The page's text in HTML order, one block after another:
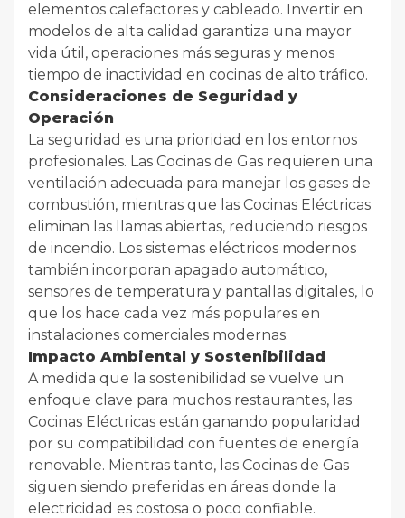
elementos calefactores y cableado. Invertir en
modelos de alta calidad garantiza una mayor
vida útil, operaciones más seguras y menos
tiempo de inactividad en cocinas de alto tráfico.
Consideraciones de Seguridad y
Operación
La seguridad es una prioridad en los entornos
profesionales. Las Cocinas de Gas requieren una
ventilación adecuada para manejar los gases de
combustión, mientras que las Cocinas Eléctricas
eliminan las llamas abiertas, reduciendo riesgos
de incendio. Los sistemas eléctricos modernos
también incorporan apagado automático,
sensores de temperatura y pantallas digitales, lo
que los hace cada vez más populares en
instalaciones comerciales modernas.
Impacto Ambiental y Sostenibilidad
A medida que la sostenibilidad se vuelve un
enfoque clave para muchos restaurantes, las
Cocinas Eléctricas están ganando popularidad
por su compatibilidad con fuentes de energía
renovable. Mientras tanto, las Cocinas de Gas
siguen siendo preferidas en áreas donde la
electricidad es costosa o poco confiable.